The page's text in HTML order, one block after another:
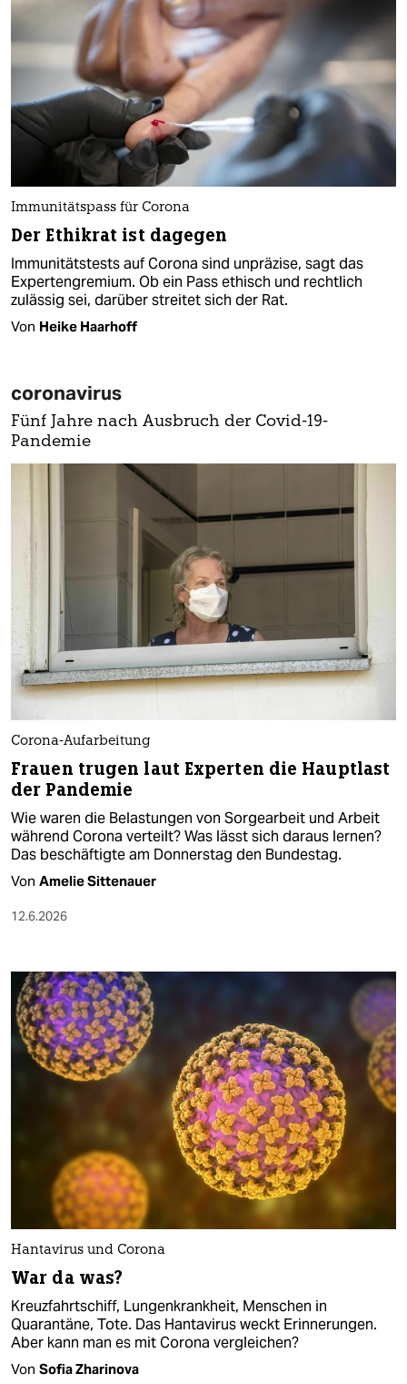
Immunitätspass für Corona
Der Ethikrat ist dagegen
Immunitätstests auf Corona sind unpräzise, sagt das
Expertengremium. Ob ein Pass ethisch und rechtlich
zulässig sei, darüber streitet sich der Rat.
Von Heike Haarhoff
coronavirus
Fünf Jahre nach Ausbruch der Covid-19-
Pandemie
Corona-Aufarbeitung
Frauen trugen laut Experten die Hauptlast
der Pandemie
Wie waren die Belastungen von Sorgearbeit und Arbeit
während Corona verteilt? Was lässt sich daraus lernen?
Das beschäftigte am Donnerstag den Bundestag.
Von Amelie Sittenauer
12.6.2026
Hantavirus und Corona
War da was?
Kreuzfahrtschiff, Lungenkrankheit, Menschen in
Quarantäne, Tote. Das Hantavirus weckt Erinnerungen.
Aber kann man es mit Corona vergleichen?
Von Sofia Zharinova